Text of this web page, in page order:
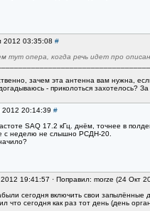
2012 03:35:08 #
тут опера, когда речь идет про
зачем эта антенна вам нужна,
- приколоться захотелось?
20:14:39 #
SAQ 17.2 кГц. днём, точнее в
с неделю не слышно РСДН-20.
19:41:57 · Поправил: morze (24 Окт
сегодня включить свои запылённые
что сегодня как раз тот день (день